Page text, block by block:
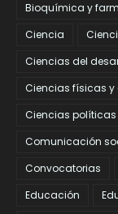
Bioquímica y
Ciencia
Ciencias del
Ciencias físicas
Ciencias políticas
Comunicación
Convocatorias
Educación